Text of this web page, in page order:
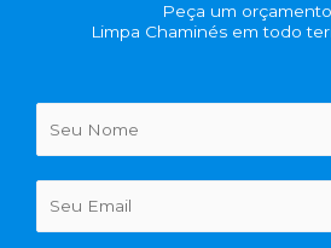
Peça um
Limpa Chaminés em todo